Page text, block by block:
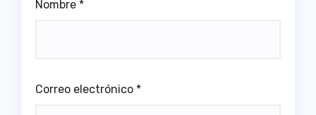
Nombre *
Correo electrónico *